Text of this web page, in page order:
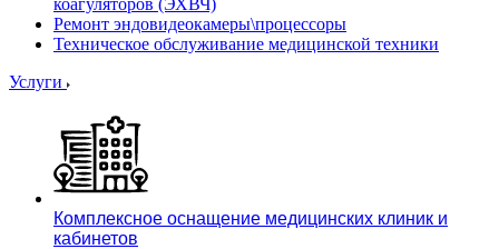
Ремонт эндовидеокамеры\процессоры
Техническое обслуживание медицинской техники
Услуги
Комплексное оснащение медицинских клиник и
кабинетов